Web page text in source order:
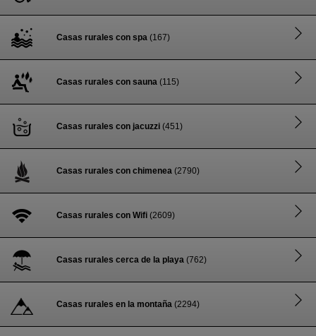
Casas rurales con spa (167)
Casas rurales con sauna (115)
Casas rurales con jacuzzi (451)
Casas rurales con chimenea (2790)
Casas rurales con Wifi (2609)
Casas rurales cerca de la playa (762)
Casas rurales en la montaña (2294)